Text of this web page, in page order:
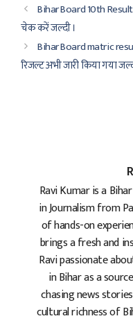
Bihar Board 10th
चेक करें जल्दी ।
Bihar Board matric
रिजल्ट अभी जारी किया गया
Ravi Kumar is a
in Journalism from
of hands-on
brings a fresh and
Ravi passionate
in Bihar as a
chasing news
cultural richness of